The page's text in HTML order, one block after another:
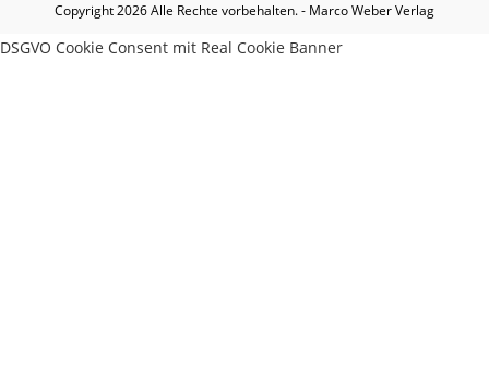
Copyright 2026 Alle Rechte vorbehalten. - Marco Weber Verlag
DSGVO Cookie Consent mit Real Cookie Banner